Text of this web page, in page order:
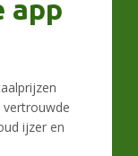
app
vertrouwde
ijzer en